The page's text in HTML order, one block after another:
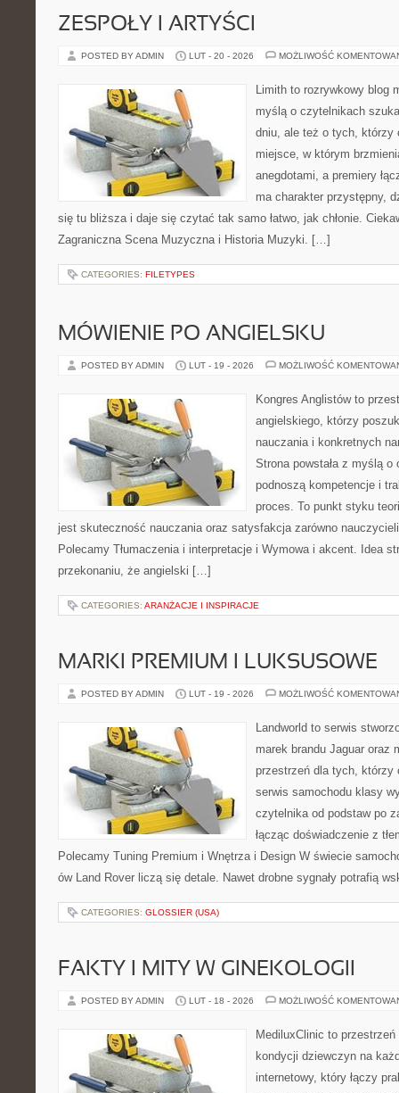
ZESPOŁY I ARTYŚCI
POSTED BY ADMIN LUT - 20 - 2026 MOŻLIWOŚĆ
Limith to rozrywkowy blog
myślą o czytelnikach
dniu, ale też o tych, którzy
miejsce, w którym
anegdotami, a premiery
ma charakter przystępny,
się tu bliższa i daje się czytać tak samo łatwo, jak chłonie.
Zagraniczna Scena Muzyczna i Historia Muzyki. […]
CATEGORIES: FILETYPES
MÓWIENIE PO ANGIELSKU
POSTED BY ADMIN LUT - 19 - 2026 MOŻLIWOŚĆ
Kongres Anglistów to
angielskiego, którzy
nauczania i konkretnych
Strona powstała z myślą o
podnoszą kompetencje i
proces. To punkt styku
jest skuteczność nauczania oraz satysfakcja zarówno
Polecamy Tłumaczenia i interpretacje i Wymowa i akcent. Idea
przekonaniu, że angielski […]
CATEGORIES: ARANŻACJE I INSPIRACJE
MARKI PREMIUM I LUKSUSOWE
POSTED BY ADMIN LUT - 19 - 2026 MOŻLIWOŚĆ
Landworld to serwis
marek brandu Jaguar oraz
przestrzeń dla tych, którzy
serwis samochodu klasy
czytelnika od podstaw po
łącząc doświadczenie z
Polecamy Tuning Premium i Wnętrza i Design W świecie
ów Land Rover liczą się detale. Nawet drobne sygnały potrafią
CATEGORIES: GLOSSIER (USA)
FAKTY I MITY W GINEKOLOGII
POSTED BY ADMIN LUT - 18 - 2026 MOŻLIWOŚĆ
MediluxClinic to
kondycji dziewczyn na
internetowy, który łączy